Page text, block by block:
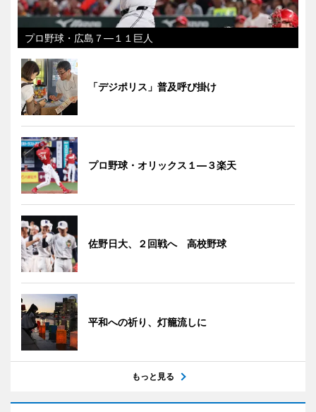
プロ野球・広島７―１１巨人
「デジポリス」普及呼び掛け
プロ野球・オリックス１―３楽天
佐野日大、２回戦へ 高校野球
平和への祈り、灯籠流しに
もっと見る